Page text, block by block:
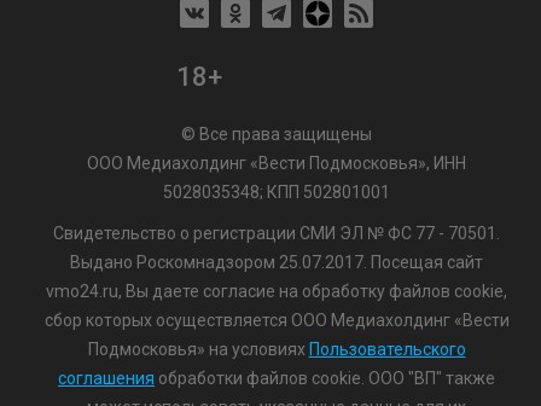
18+
© Все права защищены
ООО Медиахолдинг «Вести Подмосковья», ИНН
5028035348; КПП 502801001
Свидетельство о регистрации СМИ ЭЛ № ФС 77 - 70501.
Выдано Роскомнадзором 25.07.2017. Посещая сайт
vmo24.ru, Вы даете согласие на обработку файлов cookie,
сбор которых осуществляется ООО Медиахолдинг «Вести
Подмосковья» на условиях Пользовательского
соглашения обработки файлов cookie. ООО "ВП" также